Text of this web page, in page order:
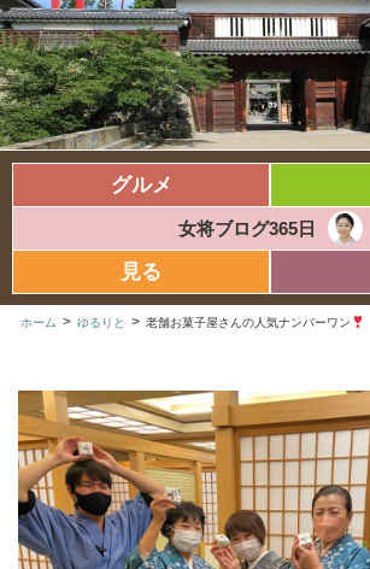
グルメ
女将ブログ365日
見る
ホーム > ゆるりと > 老舗お菓子屋さんの人気ナンバーワン